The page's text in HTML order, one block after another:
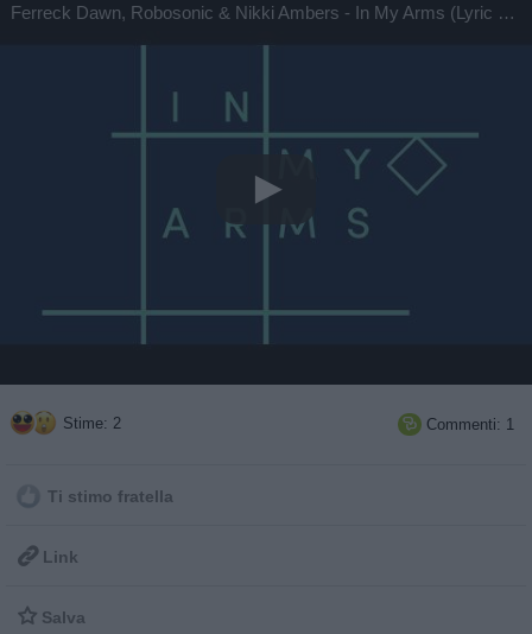
Ferreck Dawn, Robosonic & Nikki Ambers - In My Arms (Lyric Video)
Stime: 2  Commenti: 1
Ti stimo fratella
 Link
 Salva